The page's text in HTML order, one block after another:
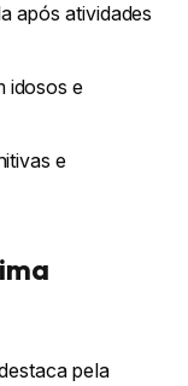
após atividades
idosos e
e
pela